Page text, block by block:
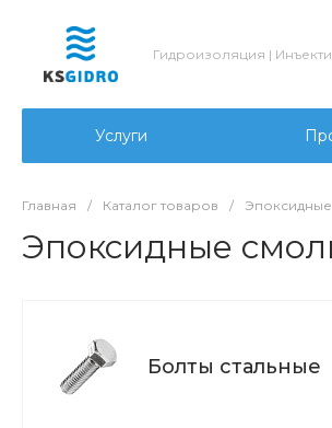
Гидроизоляция |
Услуги
Главная / Каталог товаров /
Эпоксидные
Болты стальные